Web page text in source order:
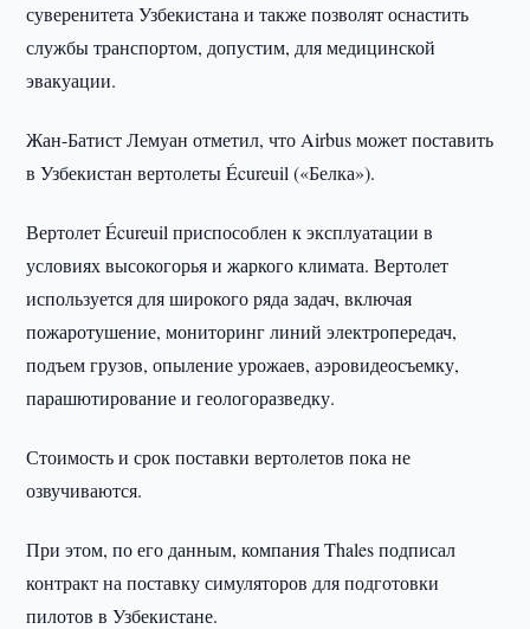
суверенитета Узбекистана и также позволят оснастить
службы транспортом, допустим, для медицинской
эвакуации.
Жан-Батист Лемуан отметил, что Airbus может поставить
в Узбекистан вертолеты Écureuil («Белка»).
Вертолет Écureuil приспособлен к эксплуатации в
условиях высокогорья и жаркого климата. Вертолет
используется для широкого ряда задач, включая
пожаротушение, мониторинг линий электропередач,
подъем грузов, опыление урожаев, аэровидеосъемку,
парашютирование и геологоразведку.
Стоимость и срок поставки вертолетов пока не
озвучиваются.
При этом, по его данным, компания Thales подписал
контракт на поставку симуляторов для подготовки
пилотов в Узбекистане.